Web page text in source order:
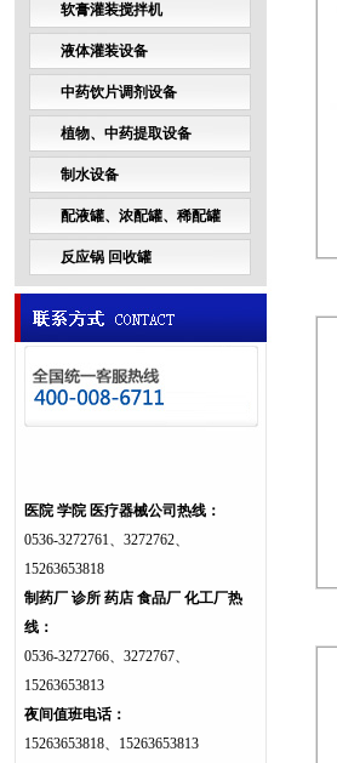
软膏灌装搅拌机
液体灌装设备
中药饮片调剂设备
植物、中药提取设备
制水设备
配液罐、浓配罐、稀配罐
反应锅 回收罐
医院 学院 医疗器械公司热线：
0536-3272761、3272762、
15263653818
制药厂 诊所 药店 食品厂 化工厂热
线：
0536-3272766、3272767、
15263653813
夜间值班电话：
15263653818、15263653813